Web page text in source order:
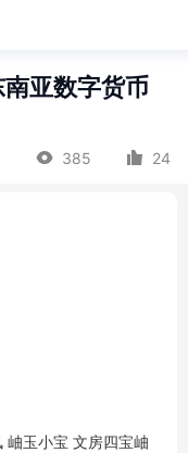
亚数字货币
385 24
岫玉小宝 文房四宝岫